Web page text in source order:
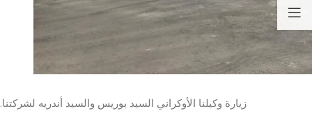
زيارة وكيلنا الأوكراني السيد بوريس والسيد أندريه لشركتنا.